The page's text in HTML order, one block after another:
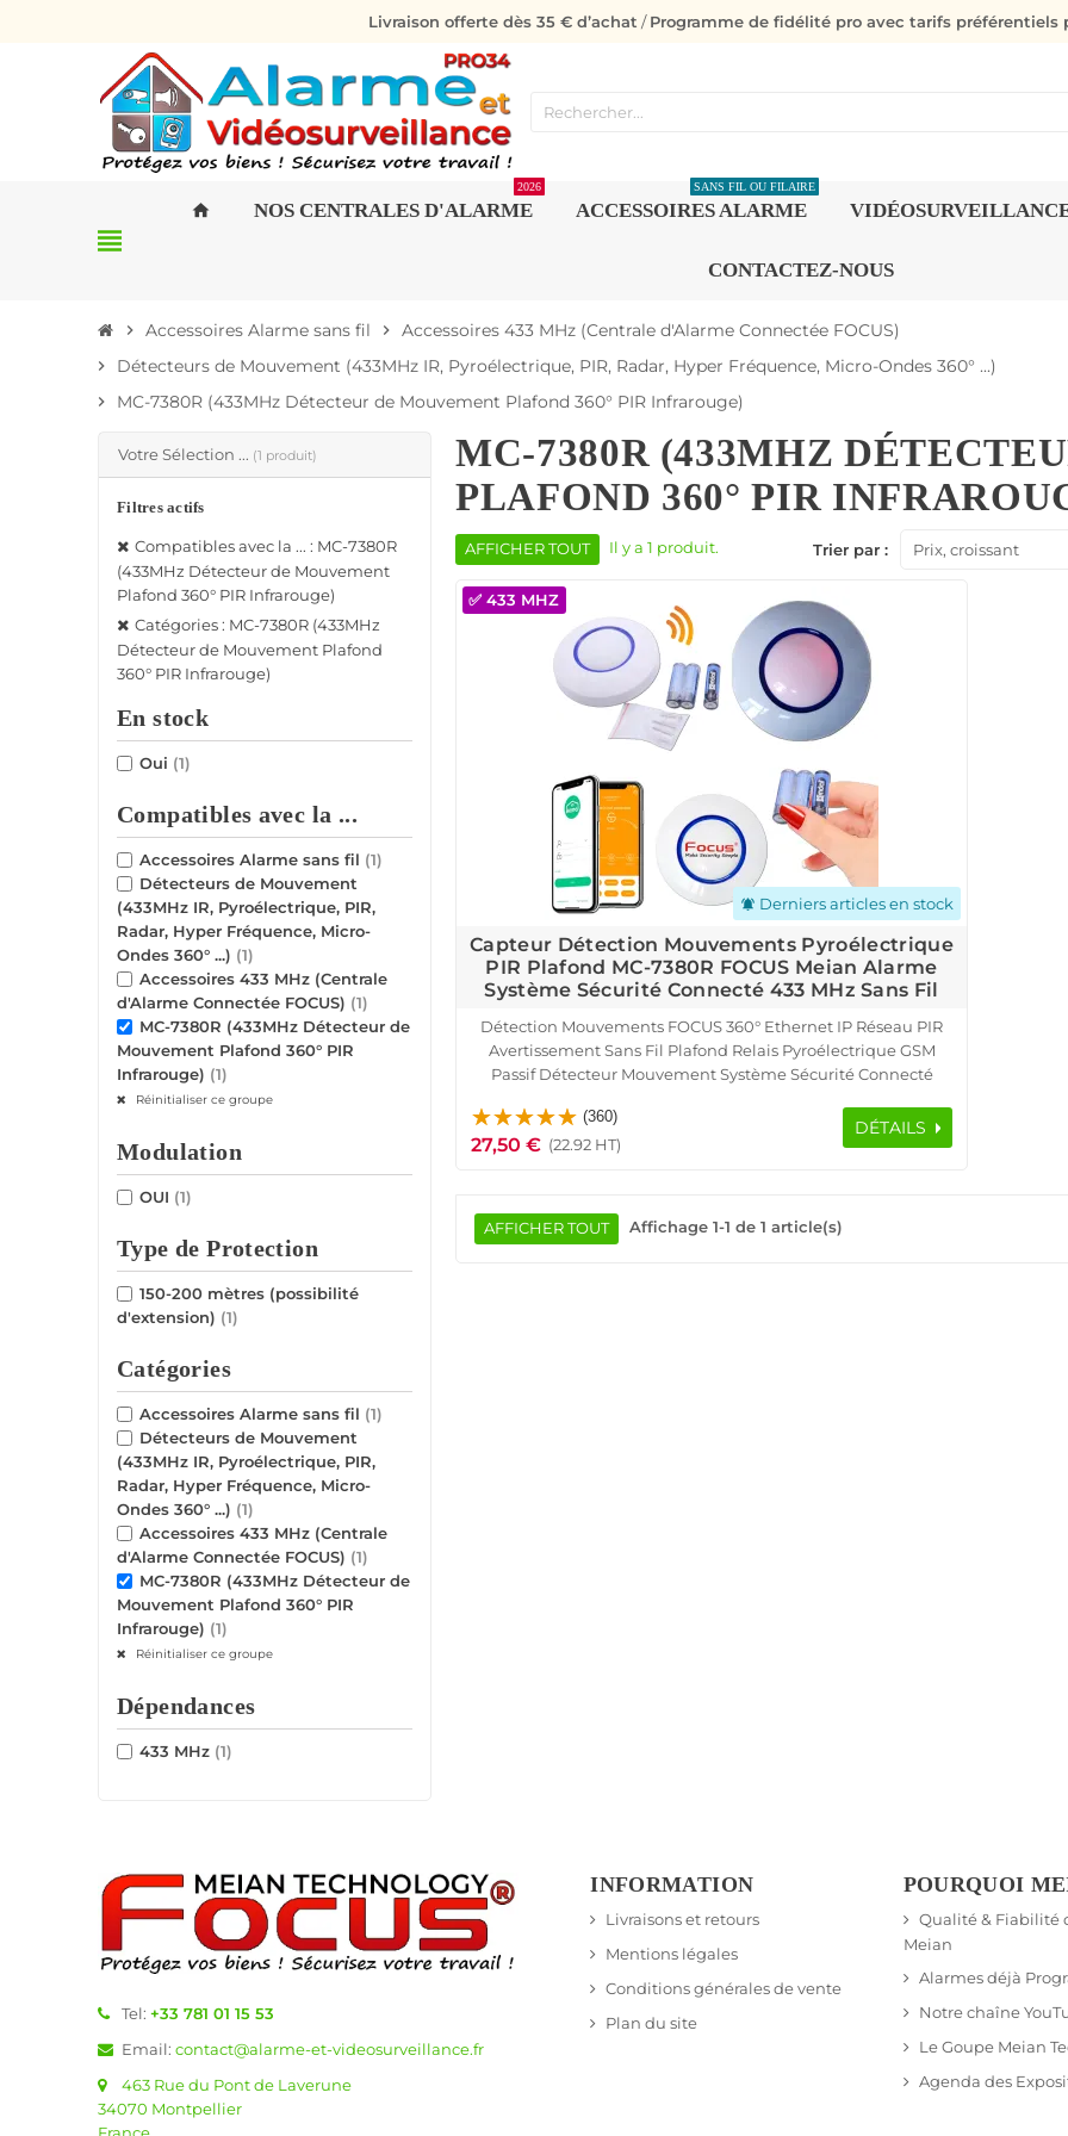
Livraison offerte dès 35 € d’achat /Programme de fidélité pro avec tarifs préférentiels
view_headline
home NOS CENTRALES D'ALARME
2026
ACCESSOIRES ALARME
SANS FIL OU FILAIRE
CONTACTEZ-NOUS
chevron_right Accessoires Alarme sans fil chevron_right Accessoires 433 MHz (Centrale d'Alarme Connectée FOCUS)
chevron_right Détecteurs de Mouvement (433MHz IR, Pyroélectrique, PIR, Radar, Hyper Fréquence, Micro-Ondes 360° ...)
chevron_right MC-7380R (433MHz Détecteur de Mouvement Plafond 360° PIR Infrarouge)
Votre Sélection ... (1 produit)
Filtres actifs
Compatibles avec la ... : MC-7380R
(433MHz Détecteur de Mouvement
Plafond 360° PIR Infrarouge)
Catégories : MC-7380R (433MHz
Détecteur de Mouvement Plafond
360° PIR Infrarouge)
En stock
Oui (1)
Compatibles avec la ...
Accessoires Alarme sans fil (1)
Détecteurs de Mouvement
(433MHz IR, Pyroélectrique, PIR,
Radar, Hyper Fréquence, Micro-
Ondes 360° ...) (1)
Accessoires 433 MHz (Centrale
d'Alarme Connectée FOCUS) (1)
MC-7380R (433MHz Détecteur de
Mouvement Plafond 360° PIR
Infrarouge) (1)
Réinitialiser ce groupe
Modulation
OUI (1)
Type de Protection
150-200 mètres (possibilité
d'extension) (1)
Catégories
Accessoires Alarme sans fil (1)
Détecteurs de Mouvement
(433MHz IR, Pyroélectrique, PIR,
Radar, Hyper Fréquence, Micro-
Ondes 360° ...) (1)
Accessoires 433 MHz (Centrale
d'Alarme Connectée FOCUS) (1)
MC-7380R (433MHz Détecteur de
Mouvement Plafond 360° PIR
Infrarouge) (1)
Réinitialiser ce groupe
Dépendances
433 MHz (1)
MC-7380R (433MHZ
PLAFOND 360° PIR
Trier par : Prix, croissant
AFFICHER TOUT Il y a 1 produit.
notifications_active Derniers articles en stock
✅ 433 MHZ
Capteur Détection Mouvements Pyroélectrique
PIR Plafond MC-7380R FOCUS Meian Alarme
Système Sécurité Connecté 433 MHz Sans Fil
Détection Mouvements FOCUS 360° Ethernet IP Réseau PIR
Avertissement Sans Fil Plafond Relais Pyroélectrique GSM
Passif Détecteur Mouvement Système Sécurité Connecté
Connectée Infrarouge Capteur Présence
(360)
27,50 € (22.92 HT)
DÉTAILS
AFFICHER TOUT Affichage 1-1 de 1 article(s)
Tel: +33 781 01 15 53
Email: contact@alarme-et-videosurveillance.fr
463 Rue du Pont de Laverune
34070 Montpellier
France
INFORMATION
Livraisons et retours
Mentions légales
Conditions générales de vente
Plan du site
POURQUOI
Qualité & Fiabilité
Meian
Alarmes déjà
Notre chaîne
Le Goupe Meian
Agenda des